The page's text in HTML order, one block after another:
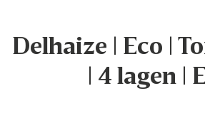
Delhaize | Eco |
| 4 lagen |